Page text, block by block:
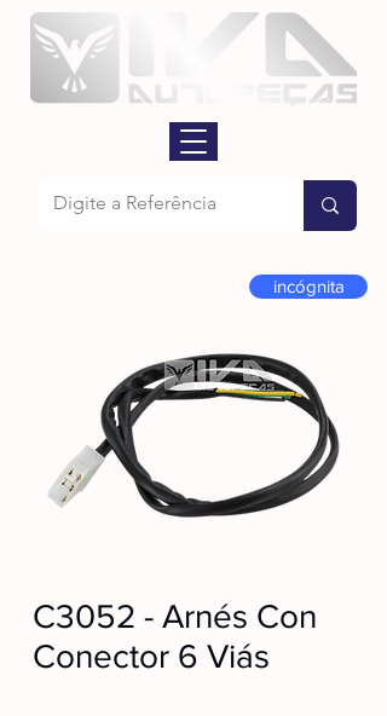
incógnita
C3052 - Arnés Con
Conector 6 Viás